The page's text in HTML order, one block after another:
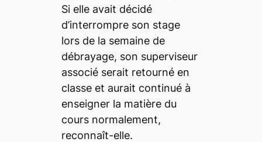
Si elle avait décidé
d’interrompre son stage
lors de la semaine de
débrayage, son superviseur
associé serait retourné en
classe et aurait continué à
enseigner la matière du
cours normalement,
reconnaît-elle.